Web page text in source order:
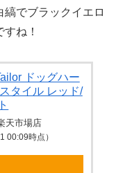
縞でブラックイエロ
ね！
ドッグハー
タイル レッド/
天市場店
00:09時点）